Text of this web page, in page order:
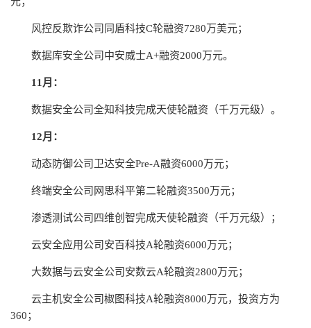
风控反欺诈公司同盾科技C轮融资7280万美元；
数据库安全公司中安威士A+融资2000万元。
11月：
数据安全公司全知科技完成天使轮融资（千万元级）。
12月：
动态防御公司卫达安全Pre-A融资6000万元；
终端安全公司网思科平第二轮融资3500万元；
渗透测试公司四维创智完成天使轮融资（千万元级）；
云安全应用公司安百科技A轮融资6000万元；
大数据与云安全公司安数云A轮融资2800万元；
云主机安全公司椒图科技A轮融资8000万元，投资方为
360；